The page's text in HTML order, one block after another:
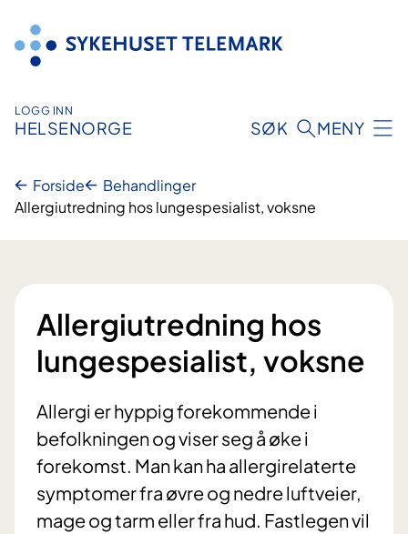
innhold
LOGG INN
HELSENORGE SØK MENY
Forside
Behandlinger
Allergiutredning hos lungespesialist, voksne
Allergiutredning hos
lungespesialist, voksne
Allergi er hyppig forekommende i
befolkningen og viser seg å øke i
forekomst. Man kan ha allergirelaterte
symptomer fra øvre og nedre luftveier,
mage og tarm eller fra hud. Fastlegen vil